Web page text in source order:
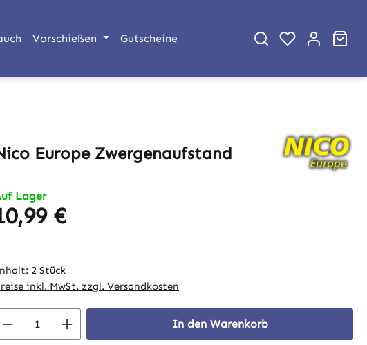
Vorschießen Gutscheine
Europe Zwergenaufstand
Lager
Preis:
€
2 Stück
inkl. MwSt. zzgl. Versandkosten
Produkt Anzahl: Gib den gewünschten Wert
In den Warenkorb